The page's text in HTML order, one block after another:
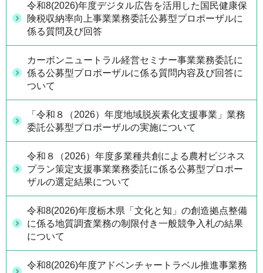
令和8(2026)年度デジタル広告を活用した国民健康保
険税収納率向上事業業務委託公募型プロポーザルに
係る質問及び回答
カーボンニュートラル経営セミナー事業業務委託に
係る公募型プロポーザルに係る質問内容及び回答に
ついて
「令和８（2026）年度地域脱炭素化支援事業」業務
委託公募型プロポーザルの実施について
令和８（2026）年度多業種共創による農村ビジネス
プラン策定支援事業業務委託に係る公募型プロポー
ザルの選定結果について
令和8(2026)年度栃木県「文化と知」の創造拠点整備
に係る地質調査業務の制限付き一般競争入札の結果
について
令和8(2026)年度アドベンチャートラベル推進事業務